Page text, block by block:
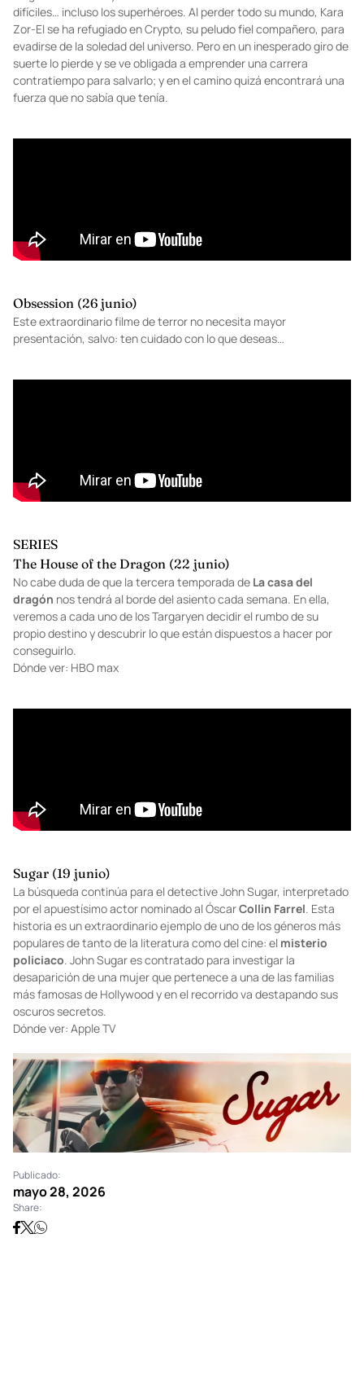
difíciles… incluso los superhéroes. Al perder todo su mundo, Kara
Zor-El se ha refugiado en Crypto, su peludo fiel compañero, para
evadirse de la soledad del universo. Pero en un inesperado giro de
suerte lo pierde y se ve obligada a emprender una carrera
contratiempo para salvarlo; y en el camino quizá encontrará una
fuerza que no sabía que tenía.
Obsession (26 junio)
Este extraordinario filme de terror no necesita mayor
presentación, salvo: ten cuidado con lo que deseas…
SERIES
The House of the Dragon (22 junio)
No cabe duda de que la tercera temporada de La casa del
dragón nos tendrá al borde del asiento cada semana. En ella,
veremos a cada uno de los Targaryen decidir el rumbo de su
propio destino y descubrir lo que están dispuestos a hacer por
conseguirlo.
Dónde ver: HBO max
Sugar (19 junio)
La búsqueda continúa para el detective John Sugar, interpretado
por el apuestísimo actor nominado al ÓscarCollin Farrel. Esta
historia es un extraordinario ejemplo de uno de los géneros más
populares de tanto de la literatura como del cine: el misterio
policiaco. John Sugar es contratado para investigar la
desaparición de una mujer que pertenece a una de las familias
más famosas de Hollywood y en el recorrido va destapando sus
oscuros secretos.
Dónde ver: Apple TV
Publicado:
mayo 28, 2026
Share: